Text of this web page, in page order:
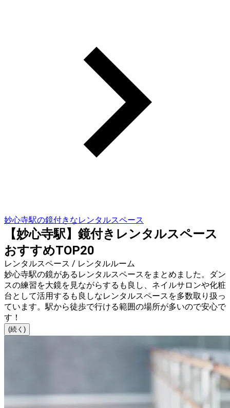
妙心寺駅の鏡付きなレンタルスペース
【妙心寺駅】鏡付きレンタルスペース
おすすめTOP20
レンタルスペース / レンタルルーム
妙心寺駅の鏡があるレンタルスペースをまとめました。ダン
スの練習を大鏡を見ながらするも良し、ネイルサロンや化粧
台として活用するも良しなレンタルスペースを多数取り扱っ
ています。駅から徒歩で行ける範囲の場所が多いので安心で
す！
(続く)